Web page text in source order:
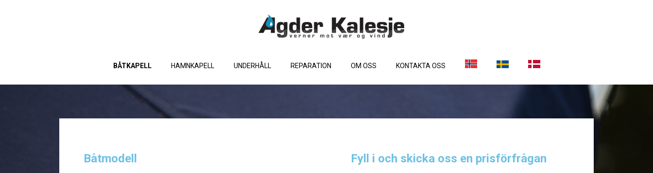
BÅTKAPELL HAMNKAPELL UNDERHÅLL REPARATION OM OSS KONTAKTA OSS
Båtmodell Fyll i och skicka oss en prisförfrågan